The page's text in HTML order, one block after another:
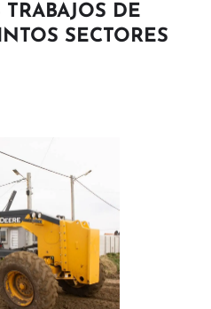
DE
SECTORES